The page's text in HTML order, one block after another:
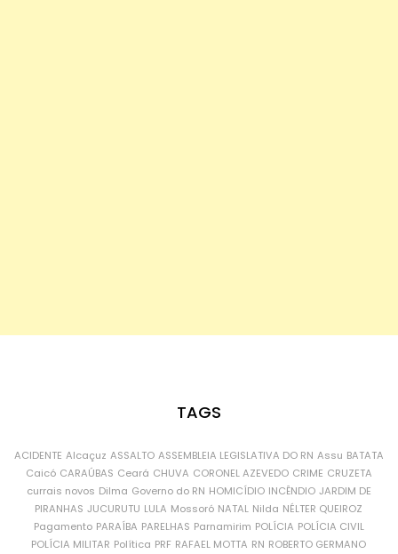
TAGS
ACIDENTE Alcaçuz ASSALTO ASSEMBLEIA LEGISLATIVA DO RN Assu BATATA
Caicó CARAÚBAS Ceará CHUVA CORONEL AZEVEDO CRIME CRUZETA
currais novos Dilma Governo do RN HOMICÍDIO INCÊNDIO JARDIM DE
PIRANHAS JUCURUTU LULA Mossoró NATAL Nilda NÉLTER QUEIROZ
Pagamento PARAÍBA PARELHAS Parnamirim POLÍCIA POLÍCIA CIVIL
POLÍCIA MILITAR Política PRF RAFAEL MOTTA RN ROBERTO GERMANO